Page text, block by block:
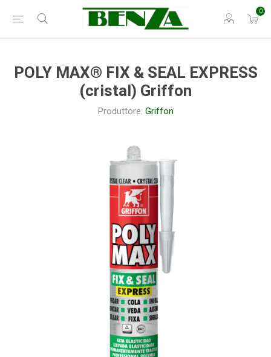
0
POLY MAX® FIX & SEAL EXPRESS
(cristal) Griffon
Produttore: Griffon